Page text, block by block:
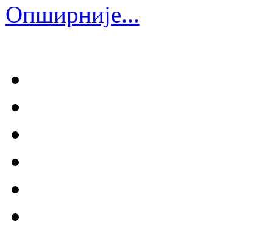
Опширније...